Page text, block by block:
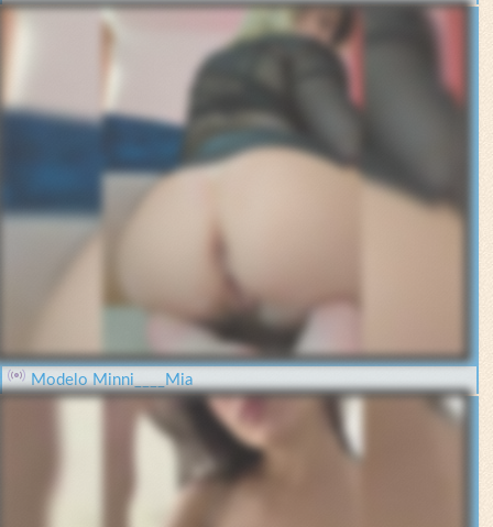
Modelo Minni____Mia